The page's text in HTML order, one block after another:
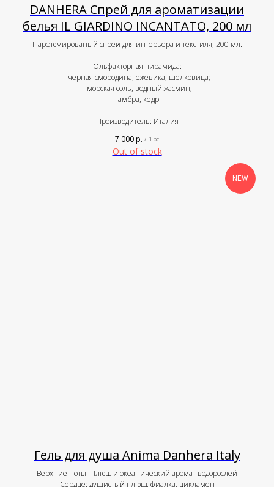
DANHERA Спрей для ароматизации
белья IL GIARDINO INCANTATO, 200 мл
Парфюмированый спрей для интерьера и текстиля, 200 мл.
Ольфакторная пирамида:
- черная смородина, ежевика, шелковица;
- морская соль, водный жасмин;
- амбра, кедр.
Производитель: Италия
7 000р. / 1 pc
Out of stock
NEW
Гель для душа Anima Danhera Italy
Верхние ноты: Плющ и океанический аромат водорослей
Сердце: душистый плющ, фиалка, цикламен